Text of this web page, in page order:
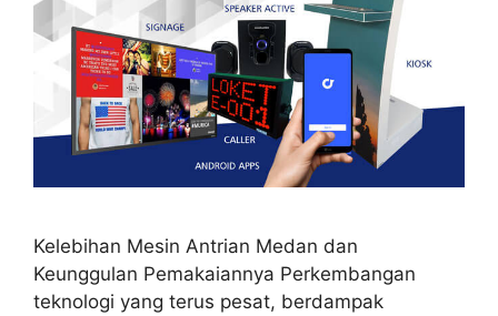
Kelebihan Mesin Antrian Medan dan
Keunggulan Pemakaiannya Perkembangan
teknologi yang terus pesat, berdampak